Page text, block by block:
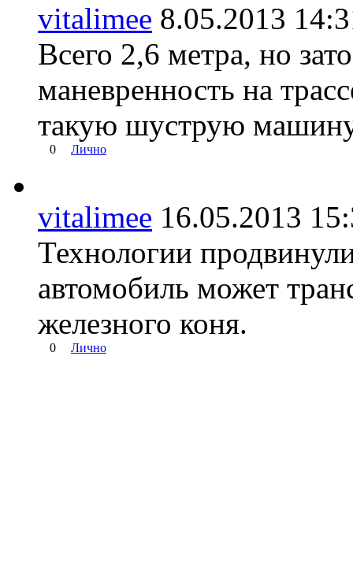
vitalimee 8.05.2013
Всего 2,6 метра, но
маневренность на
такую шуструю
0 Лично
vitalimee 16.05.2013
Технологии
автомобиль может
железного коня.
0 Лично